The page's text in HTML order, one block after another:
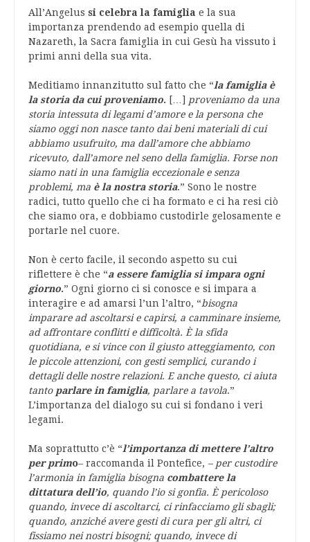
All’Angelus si celebra la famiglia e la sua
importanza prendendo ad esempio quella di
Nazareth, la Sacra famiglia in cui Gesù ha vissuto i
primi anni della sua vita.
Meditiamo innanzitutto sul fatto che “la famiglia è
la storia da cui proveniamo. […] proveniamo da una
storia intessuta di legami d’amore e la persona che
siamo oggi non nasce tanto dai beni materiali di cui
abbiamo usufruito, ma dall’amore che abbiamo
ricevuto, dall’amore nel seno della famiglia. Forse non
siamo nati in una famiglia eccezionale e senza
problemi, ma è la nostra storia.” Sono le nostre
radici, tutto quello che ci ha formato e ci ha resi ciò
che siamo ora, e dobbiamo custodirle gelosamente e
portarle nel cuore.
Non è certo facile, il secondo aspetto su cui
riflettere è che “a essere famiglia si impara ogni
giorno.” Ogni giorno ci si conosce e si impara a
interagire e ad amarsi l’un l’altro, “bisogna
imparare ad ascoltarsi e capirsi, a camminare insieme,
ad affrontare conflitti e difficoltà. È la sfida
quotidiana, e si vince con il giusto atteggiamento, con
le piccole attenzioni, con gesti semplici, curando i
dettagli delle nostre relazioni. E anche questo, ci aiuta
tanto parlare in famiglia, parlare a tavola.”
L’importanza del dialogo su cui si fondano i veri
legami.
Ma soprattutto c’è “l’importanza di mettere l’altro
per primo– raccomanda il Pontefice, – per custodire
l’armonia in famiglia bisogna combattere la
dittatura dell’io, quando l’io si gonfia. È pericoloso
quando, invece di ascoltarci, ci rinfacciamo gli sbagli;
quando, anziché avere gesti di cura per gli altri, ci
fissiamo nei nostri bisogni; quando, invece di